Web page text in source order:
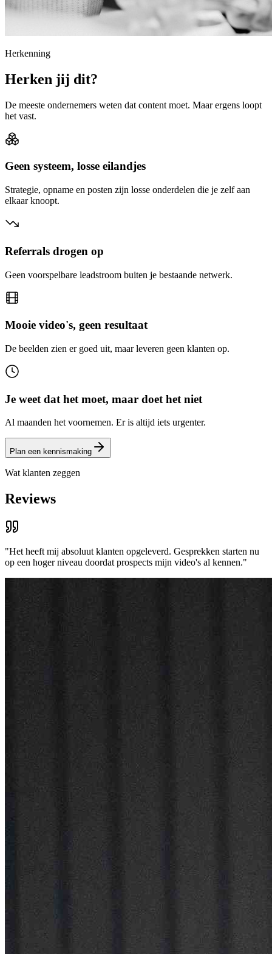
Herkenning
Herken jij dit?
De meeste ondernemers weten dat content moet. Maar ergens loopt
het vast.
Geen systeem, losse eilandjes
Strategie, opname en posten zijn losse onderdelen die je zelf aan
elkaar knoopt.
Referrals drogen op
Geen voorspelbare leadstroom buiten je bestaande netwerk.
Mooie video's, geen resultaat
De beelden zien er goed uit, maar leveren geen klanten op.
Je weet dat het moet, maar doet het niet
Al maanden het voornemen. Er is altijd iets urgenter.
Plan een kennismaking
Wat klanten zeggen
Reviews
"Het heeft mij absoluut klanten opgeleverd. Gesprekken starten nu
op een hoger niveau doordat prospects mijn video's al kennen."